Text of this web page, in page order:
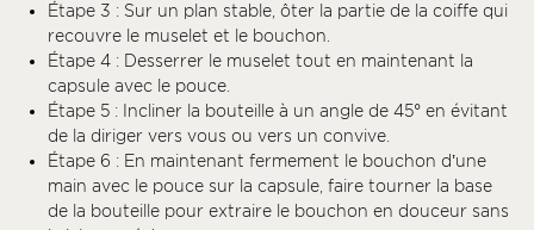
Étape 3 : Sur un plan stable, ôter la partie de la coiffe qui
recouvre le muselet et le bouchon.
Étape 4 : Desserrer le muselet tout en maintenant la
capsule avec le pouce.
Étape 5 : Incliner la bouteille à un angle de 45° en évitant
de la diriger vers vous ou vers un convive.
Étape 6 : En maintenant fermement le bouchon d’une
main avec le pouce sur la capsule, faire tourner la base
de la bouteille pour extraire le bouchon en douceur sans